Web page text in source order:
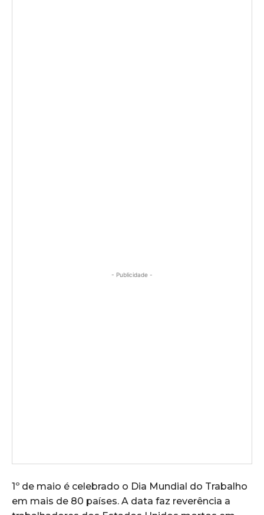
- Publicidade -
1º de maio é celebrado o Dia Mundial do Trabalho
em mais de 80 países. A data faz reverência a